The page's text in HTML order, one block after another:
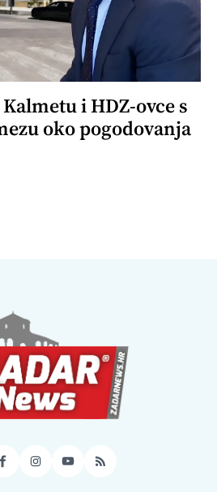
i HDZ-ovce s
oko pogodovanja
Facebook
Instagram
YouTube
RSS